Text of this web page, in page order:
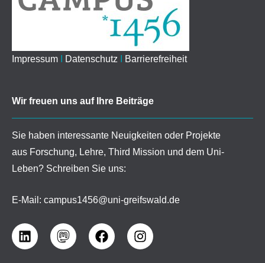
Impressum Datenschutz Barrierefreiheit
Wir freuen uns auf Ihre Beiträge
Sie haben interessante Neuigkeiten oder Projekte
aus Forschung, Lehre, Third Mission und dem Uni-
Leben? Schreiben Sie uns:
E-Mail: campus1456@uni-greifswald.de